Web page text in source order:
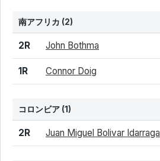
南アフリカ (2)
結果 シード 選手名
2R John Bothma
1R Connor Doig
コロンビア (1)
結果 シード 選手名
2R Juan Miguel Bolivar Idarraga